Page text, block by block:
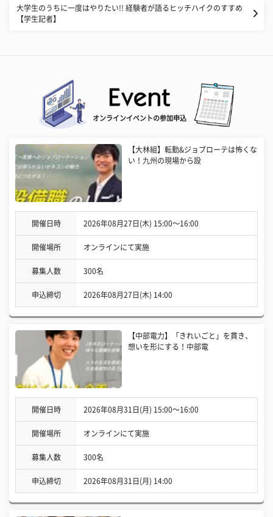
大学生のうちに一度はやりたい!! 経験者が語るヒッチハイクのすすめ
【学生記者】
オンラインイベントの参加申込
【大林組】転勤&ジョブローテは怖くな
い！九州の現場から設
開催日時 2026年08月27日(木) 15:00〜16:00
開催場所 オンラインにて実施
募集人数 300名
申込締切 2026年08月27日(木) 14:00
【中部電力】「きれいごと」を貫き、
想いを形にする！中部電
開催日時 2026年08月31日(月) 15:00〜16:00
開催場所 オンラインにて実施
募集人数 300名
申込締切 2026年08月31日(月) 14:00